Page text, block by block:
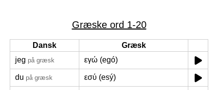
Græske ord 1-20
Dansk
Græsk
jeg på græsk εγώ (egó)
du på græsk εσύ (esý)